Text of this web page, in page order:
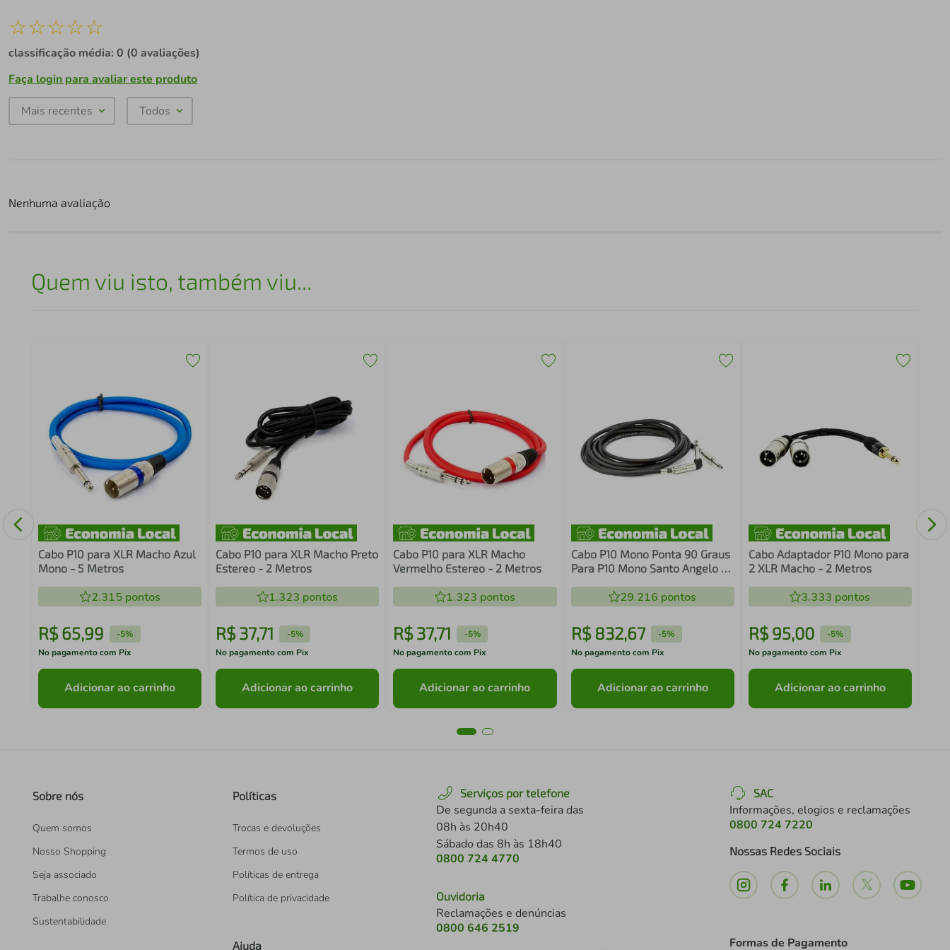
☆☆☆☆☆
classificação média: 0 (0 avaliações)
Faça login para avaliar este produto
Mais recentes Todos
Nenhuma avaliação
Quem viu isto, também viu...
Cabo P10 para XLR Macho Azul
Mono - 5 Metros
2.315pontos
R$ 65,99 -5%
No pagamento com Pix
Adicionar ao carrinho
Cabo P10 para XLR Macho Preto
Estereo - 2 Metros
1.323 pontos
R$ 37,71 -5%
No pagamento com Pix
Adicionar ao carrinho
Cabo P10 para XLR Macho
Vermelho Estereo - 2 Metros
1.323 pontos
R$37,71 -5%
No pagamento com Pix
Adicionar ao carrinho
Cabo P10 Mono Ponta 90 Graus
Para P10 Mono Santo Angelo -
29.216 pontos
R$ 832,67 -5%
No pagamento com Pix
Adicionar ao carrinho
Cabo Adaptador P10 Mono para
2 XLR Macho - 2 Metros
3.333 pontos
R$ 95,00 -5%
No pagamento com Pix
Adicionar ao carrinho
70
Sobre nós
Quem somos
Nosso Shopping
Seja associado
Trabalhe conosco
Sustentabilidade
Políticas
Trocas e devoluções
Termos de uso
Políticas de entrega
Política de privacidade
Ajuda
Serviços por telefone
De segunda a sexta-feira das
08h às 20h40
Sábado das 8h às 18h40
0800 724 4770
Ouvidoria
Reclamações e denúncias
0800 646 2519
SAC
Informações, elogios e reclamações
0800 724 7220
Nossas Redes Sociais
Formas de Pagamento